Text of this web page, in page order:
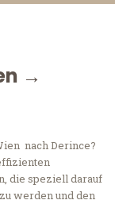
→
nach Derince?
die speziell darauf
werden und den